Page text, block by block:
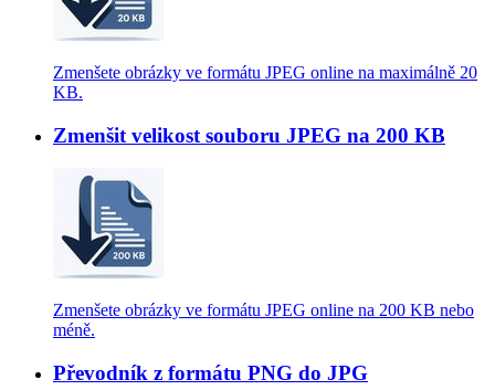
Zmenšete obrázky ve formátu JPEG online na maximálně 20
KB.
Zmenšit velikost souboru JPEG na 200 KB
Zmenšete obrázky ve formátu JPEG online na 200 KB nebo
méně.
Převodník z formátu PNG do JPG